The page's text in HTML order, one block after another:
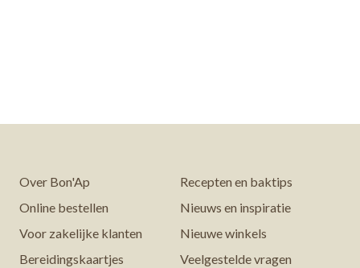
Over Bon'Ap
Recepten en baktips
Online bestellen
Nieuws en inspiratie
Voor zakelijke klanten
Nieuwe winkels
Bereidingskaartjes
Veelgestelde vragen